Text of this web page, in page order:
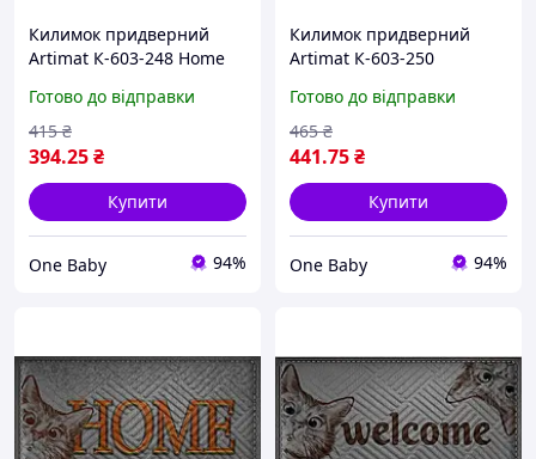
Килимок придверний
Artimat К-603-248 Home
Готово до відправки
394.25₴
415 ₴
Купити
One Baby 94%
Килимок придверний
Artimat К-603-250
Готово до відправки
441.75₴
465 ₴
Купити
One Baby 94%